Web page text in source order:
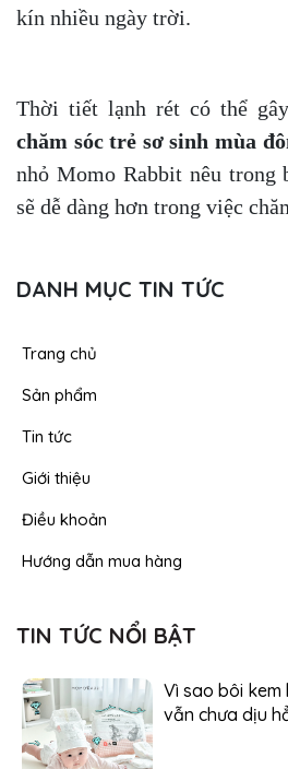
kín nhiều ngày trời.
Thời tiết lạnh rét có thể
chăm sóc trẻ sơ sinh mùa
nhỏ Momo Rabbit nêu trong
sẽ dễ dàng hơn trong việc
DANH MỤC TIN TỨC
Trang chủ
Sản phẩm
Tin tức
Giới thiệu
Điều khoản
Hướng dẫn mua hàng
TIN TỨC NỔI BẬT
Vì sao bôi kem
vẫn chưa dịu